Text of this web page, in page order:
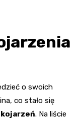
o swoich
co stało się
. Na liście